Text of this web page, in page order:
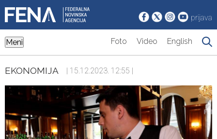
prijava
Meni Foto Video English
EKONOMIJA | 15.12.2023. 12:55 |